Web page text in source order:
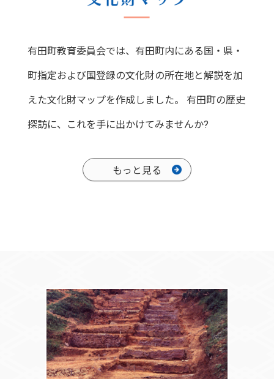
有田町教育委員会では、有田町内にある国・県・
町指定および国登録の文化財の所在地と解説を加
えた文化財マップを作成しました。 有田町の歴史
探訪に、これを手に出かけてみませんか?
もっと見る